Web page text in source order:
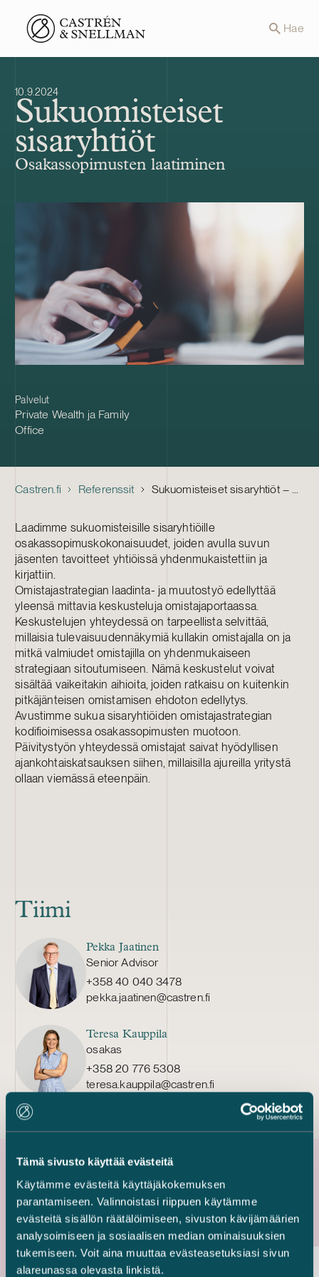
Tämä sivusto käyttää evästeitä
Käytämme evästeitä käyttäjäkokemuksen
parantamiseen. Valinnoistasi riippuen käytämme
evästeitä sisällön räätälöimiseen, sivuston kävijämäärien
analysoimiseen ja sosiaalisen median ominaisuuksien
tukemiseen. Voit aina muuttaa evästeasetuksiasi sivun
alareunassa olevasta linkistä.
Front page Hae
10.9.2024
Sukuomisteiset
sisaryhtiöt
Osakassopimusten laatiminen
Palvelut
Private Wealth ja Family
Office
Castren.fi Referenssit Sukuomisteiset sisaryhtiöt – Osakassopimusten laatiminen
Laadimme sukuomisteisille sisaryhtiöille
osakassopimuskokonaisuudet, joiden avulla suvun
jäsenten tavoitteet yhtiöissä yhdenmukaistettiin ja
kirjattiin.
Omistajastrategian laadinta- ja muutostyö edellyttää
yleensä mittavia keskusteluja omistajaportaassa.
Keskustelujen yhteydessä on tarpeellista selvittää,
millaisia tulevaisuudennäkymiä kullakin omistajalla on ja
mitkä valmiudet omistajilla on yhdenmukaiseen
strategiaan sitoutumiseen. Nämä keskustelut voivat
sisältää vaikeitakin aihioita, joiden ratkaisu on kuitenkin
pitkäjänteisen omistamisen ehdoton edellytys.
Avustimme sukua sisaryhtiöiden omistajastrategian
kodifioimisessa osakassopimusten muotoon.
Päivitystyön yhteydessä omistajat saivat hyödyllisen
ajankohtaiskatsauksen siihen, millaisilla ajureilla yritystä
ollaan viemässä eteenpäin.
Tiimi
Pekka Jaatinen
Senior Advisor
+358 40 040 3478
pekka.jaatinen@castren.fi
Teresa Kauppila
osakas
+358 20 776 5308
teresa.kauppila@castren.fi
Uusimmat referenssit